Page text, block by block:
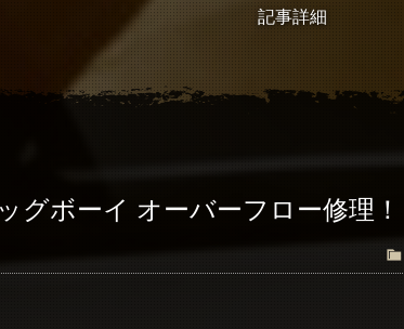
記事詳細
グボーイ オーバーフロー修理！